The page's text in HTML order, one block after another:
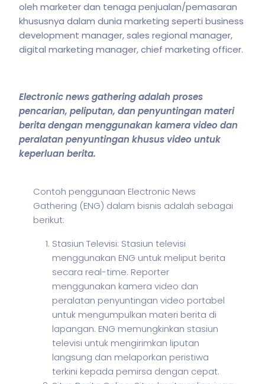
oleh marketer dan tenaga penjualan/pemasaran
khususnya dalam dunia marketing seperti business
development manager, sales regional manager,
digital marketing manager, chief marketing officer.
Electronic news gathering adalah proses
pencarian, peliputan, dan penyuntingan materi
berita dengan menggunakan kamera video dan
peralatan penyuntingan khusus video untuk
keperluan berita.
Contoh penggunaan Electronic News
Gathering (ENG) dalam bisnis adalah sebagai
berikut:
Stasiun Televisi: Stasiun televisi
menggunakan ENG untuk meliput berita
secara real-time. Reporter
menggunakan kamera video dan
peralatan penyuntingan video portabel
untuk mengumpulkan materi berita di
lapangan. ENG memungkinkan stasiun
televisi untuk mengirimkan liputan
langsung dan melaporkan peristiwa
terkini kepada pemirsa dengan cepat.